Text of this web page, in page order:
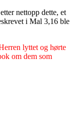
nettopp dette, et
i Mal 3,16 ble
lyttet og hørte
om dem som